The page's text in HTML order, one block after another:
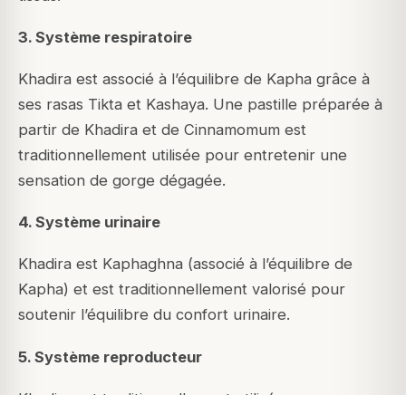
3. Système respiratoire
Khadira est associé à l’équilibre de Kapha grâce à
ses rasas Tikta et Kashaya. Une pastille préparée à
partir de Khadira et de Cinnamomum est
traditionnellement utilisée pour entretenir une
sensation de gorge dégagée.
4. Système urinaire
Khadira est Kaphaghna (associé à l’équilibre de
Kapha) et est traditionnellement valorisé pour
soutenir l’équilibre du confort urinaire.
5. Système reproducteur